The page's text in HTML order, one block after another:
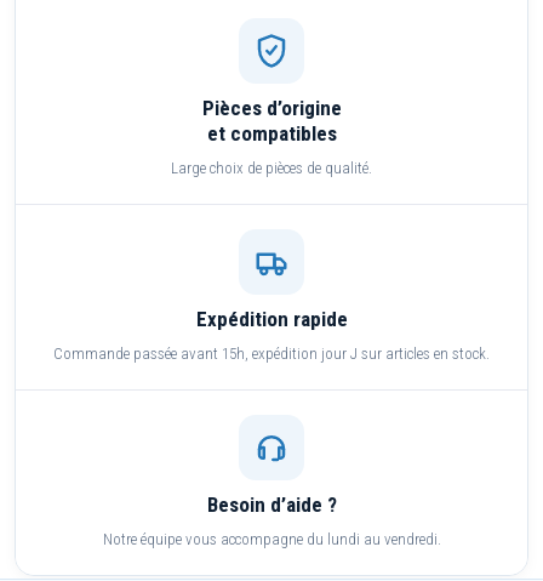
Pièces d’origine
et compatibles
Large choix de pièces de qualité.
Expédition rapide
Commande passée avant 15h, expédition jour J sur articles en stock.
Besoin d’aide ?
Notre équipe vous accompagne du lundi au vendredi.